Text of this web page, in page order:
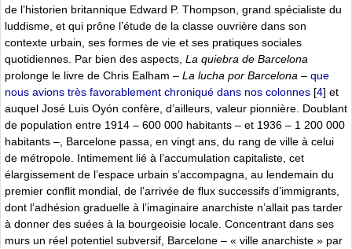
de l’historien britannique Edward P. Thompson, grand spécialiste du
luddisme, et qui prône l’étude de la classe ouvrière dans son
contexte urbain, ses formes de vie et ses pratiques sociales
quotidiennes. Par bien des aspects, La quiebra de Barcelona
prolonge le livre de Chris Ealham – La lucha por Barcelona – que
nous avions très favorablement chroniqué dans nos colonnes [4] et
auquel José Luis Oyón confère, d’ailleurs, valeur pionnière. Doublant
de population entre 1914 – 600 000 habitants – et 1936 – 1 200 000
habitants –, Barcelone passa, en vingt ans, du rang de ville à celui
de métropole. Intimement lié à l’accumulation capitaliste, cet
élargissement de l’espace urbain s’accompagna, au lendemain du
premier conflit mondial, de l’arrivée de flux successifs d’immigrants,
dont l’adhésion graduelle à l’imaginaire anarchiste n’allait pas tarder
à donner des suées à la bourgeoisie locale. Concentrant dans ses
murs un réel potentiel subversif, Barcelone – « ville anarchiste » par